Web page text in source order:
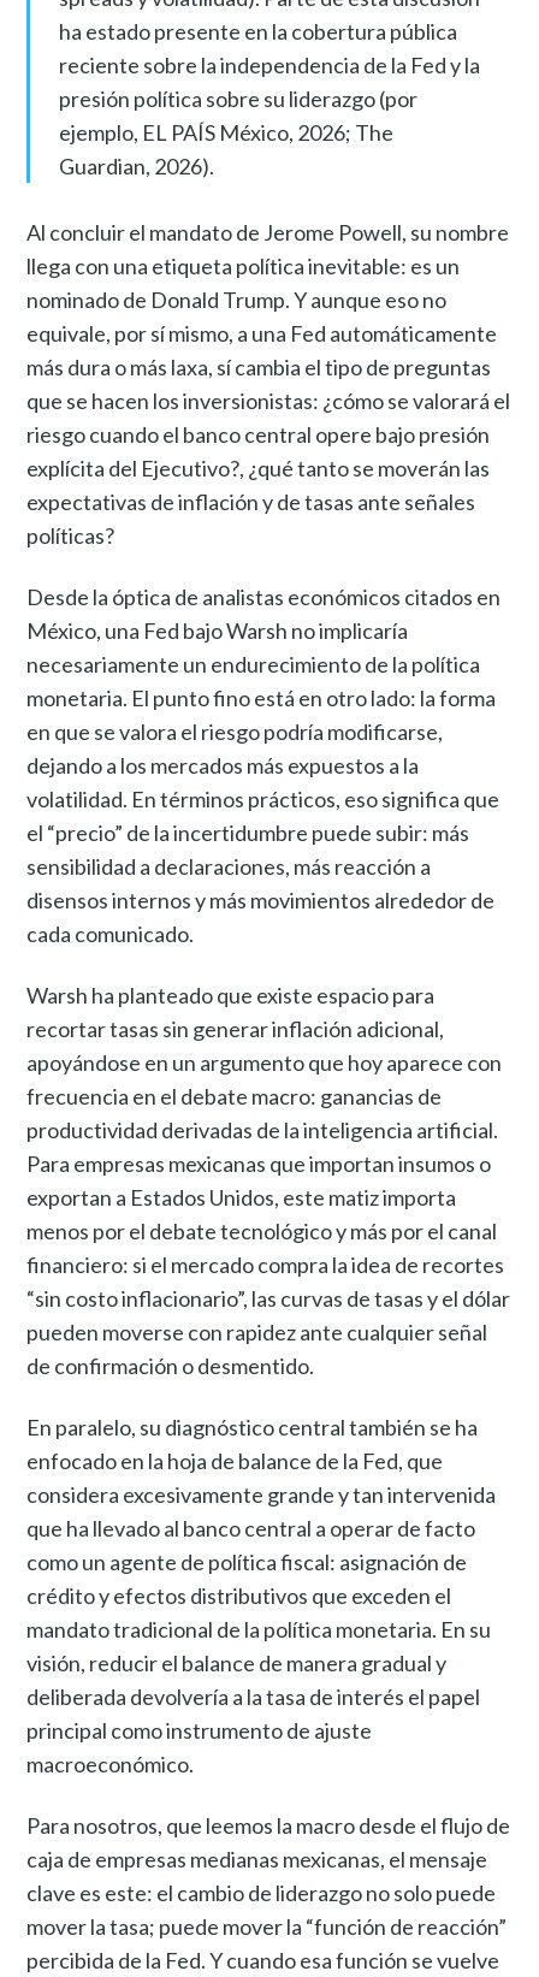
ha estado presente en la cobertura pública
reciente sobre la independencia de la Fed y la
presión política sobre su liderazgo (por
ejemplo, EL PAÍS México, 2026; The
Guardian, 2026).
Al concluir el mandato de Jerome Powell, su nombre
llega con una etiqueta política inevitable: es un
nominado de Donald Trump. Y aunque eso no
equivale, por sí mismo, a una Fed automáticamente
más dura o más laxa, sí cambia el tipo de preguntas
que se hacen los inversionistas: ¿cómo se valorará el
riesgo cuando el banco central opere bajo presión
explícita del Ejecutivo?, ¿qué tanto se moverán las
expectativas de inflación y de tasas ante señales
políticas?
Desde la óptica de analistas económicos citados en
México, una Fed bajo Warsh no implicaría
necesariamente un endurecimiento de la política
monetaria. El punto fino está en otro lado: la forma
en que se valora el riesgo podría modificarse,
dejando a los mercados más expuestos a la
volatilidad. En términos prácticos, eso significa que
el “precio” de la incertidumbre puede subir: más
sensibilidad a declaraciones, más reacción a
disensos internos y más movimientos alrededor de
cada comunicado.
Warsh ha planteado que existe espacio para
recortar tasas sin generar inflación adicional,
apoyándose en un argumento que hoy aparece con
frecuencia en el debate macro: ganancias de
productividad derivadas de la inteligencia artificial.
Para empresas mexicanas que importan insumos o
exportan a Estados Unidos, este matiz importa
menos por el debate tecnológico y más por el canal
financiero: si el mercado compra la idea de recortes
“sin costo inflacionario”, las curvas de tasas y el dólar
pueden moverse con rapidez ante cualquier señal
de confirmación o desmentido.
En paralelo, su diagnóstico central también se ha
enfocado en la hoja de balance de la Fed, que
considera excesivamente grande y tan intervenida
que ha llevado al banco central a operar de facto
como un agente de política fiscal: asignación de
crédito y efectos distributivos que exceden el
mandato tradicional de la política monetaria. En su
visión, reducir el balance de manera gradual y
deliberada devolvería a la tasa de interés el papel
principal como instrumento de ajuste
macroeconómico.
Para nosotros, que leemos la macro desde el flujo de
caja de empresas medianas mexicanas, el mensaje
clave es este: el cambio de liderazgo no solo puede
mover la tasa; puede mover la “función de reacción”
percibida de la Fed. Y cuando esa función se vuelve